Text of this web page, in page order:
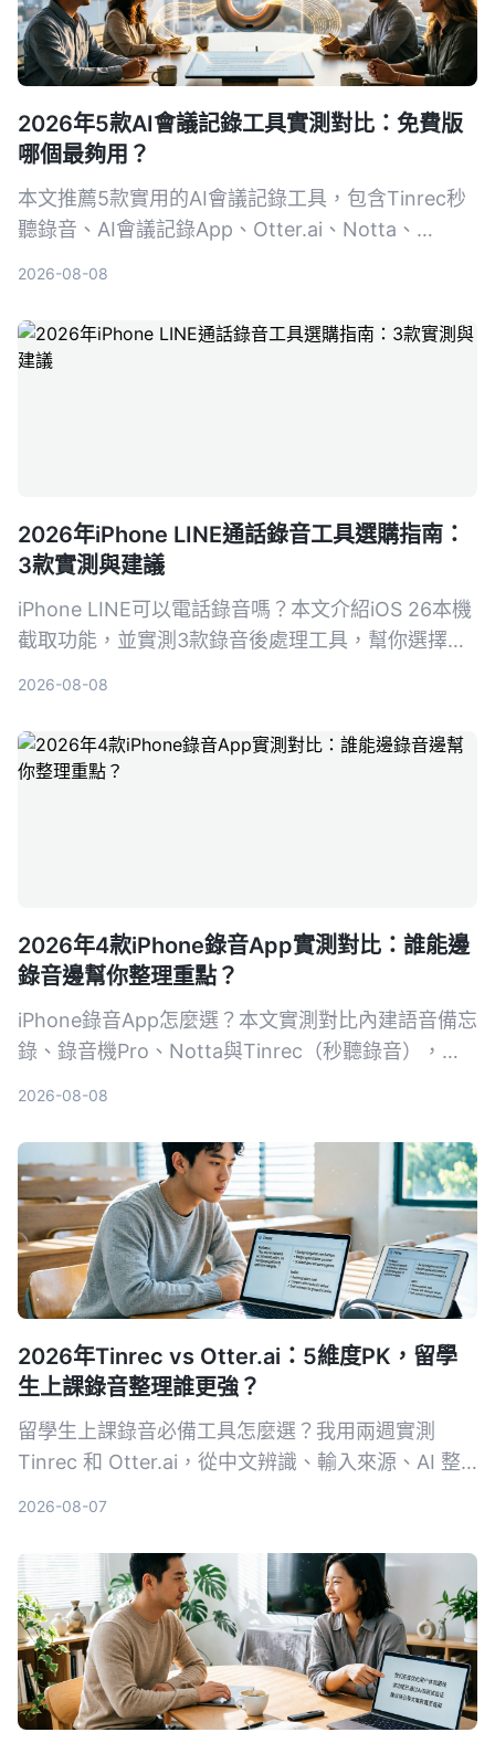
2026年5款AI會議記錄工具實測對比：免費版
哪個最夠用？
本文推薦5款實用的AI會議記錄工具，包含Tinrec秒
聽錄音、AI會議記錄App、Otter.ai、Notta、
2026-08-08
2026年iPhone LINE通話錄音工具選購指南：
3款實測與建議
iPhone LINE可以電話錄音嗎？本文介紹iOS 26本機
截取功能，並實測3款錄音後處理工具，幫你選擇最
2026-08-08
2026年4款iPhone錄音App實測對比：誰能邊
錄音邊幫你整理重點？
iPhone錄音App怎麼選？本文實測對比內建語音備忘
錄、錄音機Pro、Notta與Tinrec（秒聽錄音），從
2026-08-08
2026年Tinrec vs Otter.ai：5維度PK，留學
生上課錄音整理誰更強？
留學生上課錄音必備工具怎麼選？我用兩週實測
Tinrec 和 Otter.ai，從中文辨識、輸入來源、AI 整
2026-08-07